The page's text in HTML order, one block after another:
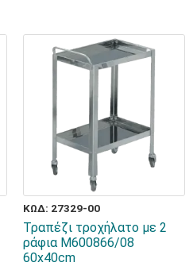
ΚΩΔ: 27329-00
Τραπέζι τροχήλατο με 2
ράφια M600866/08
60x40cm